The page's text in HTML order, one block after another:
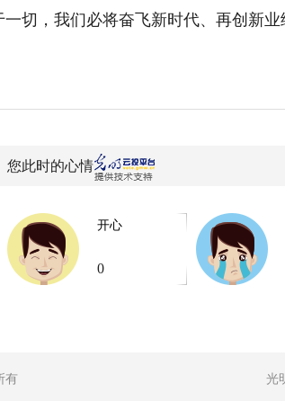
，我们必将奋飞新时代、再创新业
您此时的心情
开心
0
有 光